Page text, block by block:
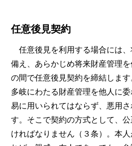
任意後見契約
任意後見を利用する場合には
備え、あらかじめ将来財産管理
の間で任意後見契約を締結しま
多岐にわたる財産管理を他人に
易に用いられてはならず、悪用
す。そこで契約の方式として、
ければなりません（３条）。本